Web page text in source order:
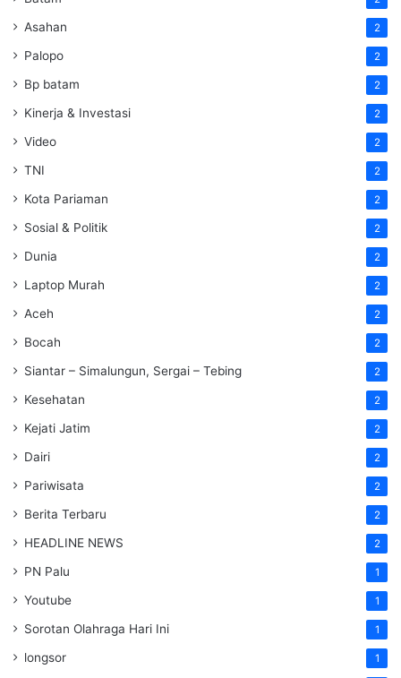
Asahan 2
Palopo 2
Bp batam 2
Kinerja & Investasi 2
Video 2
TNI 2
Kota Pariaman 2
Sosial & Politik 2
Dunia 2
Laptop Murah 2
Aceh 2
Bocah 2
Siantar – Simalungun, Sergai – Tebing 2
Kesehatan 2
Kejati Jatim 2
Dairi 2
Pariwisata 2
Berita Terbaru 2
HEADLINE NEWS 2
PN Palu 1
Youtube 1
Sorotan Olahraga Hari Ini 1
longsor 1